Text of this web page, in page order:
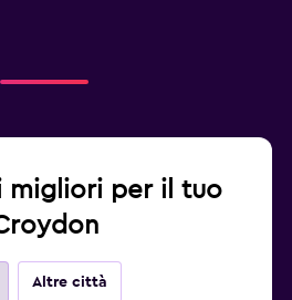
migliori per il tuo
Altre città